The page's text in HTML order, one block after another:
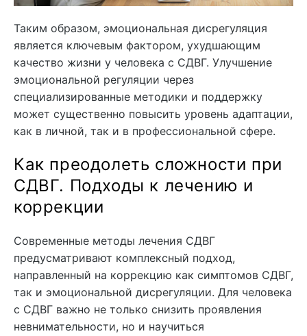
Таким образом, эмоциональная дисрегуляция
является ключевым фактором, ухудшающим
качество жизни у человека с СДВГ. Улучшение
эмоциональной регуляции через
специализированные методики и поддержку
может существенно повысить уровень адаптации,
как в личной, так и в профессиональной сфере.
Как преодолеть сложности при
СДВГ. Подходы к лечению и
коррекции
Современные методы лечения СДВГ
предусматривают комплексный подход,
направленный на коррекцию как симптомов СДВГ,
так и эмоциональной дисрегуляции. Для человека
с СДВГ важно не только снизить проявления
невнимательности, но и научиться